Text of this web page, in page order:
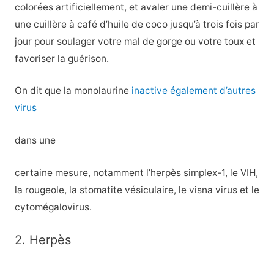
colorées artificiellement, et avaler une demi-cuillère à
une cuillère à café d’huile de coco jusqu’à trois fois par
jour pour soulager votre mal de gorge ou votre toux et
favoriser la guérison.
On dit que la monolaurine inactive également d’autres
virus
dans une
certaine mesure, notamment l’herpès simplex-1, le VIH,
la rougeole, la stomatite vésiculaire, le visna virus et le
cytomégalovirus.
2. Herpès